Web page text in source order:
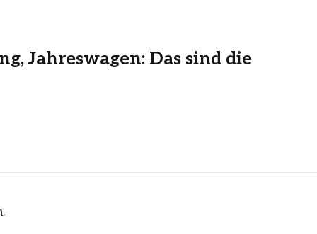
Jahreswagen: Das sind die